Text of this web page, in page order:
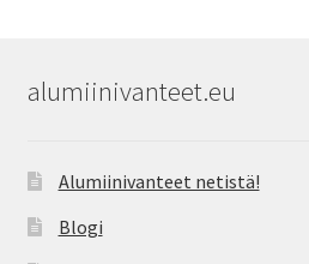
alumiinivanteet.eu
Alumiinivanteet netistä!
Blogi